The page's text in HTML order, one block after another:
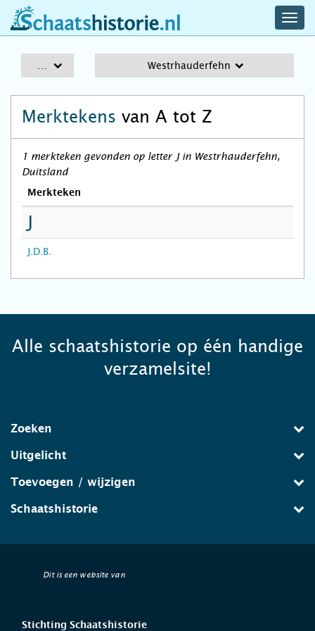
schaatshistorie.nl
Westrhauderfehn
Merktekens van A tot Z
1 merkteken gevonden op letter J in Westrhauderfehn,
Duitsland
Merkteken
J
J.D.B.
Alle schaatshistorie op één handige
verzamelsite!
Zoeken
Uitgelicht
Toevoegen / wijzigen
Schaatshistorie
Dit is een website van
Stichting Schaatshistorie